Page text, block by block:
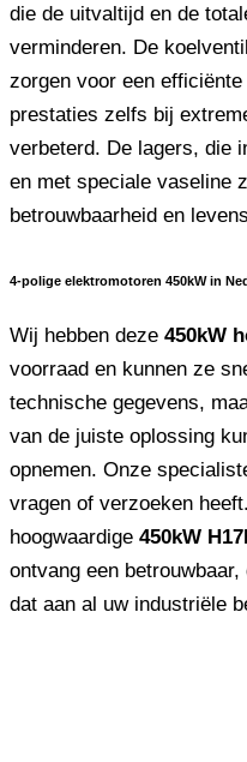
die de uitvaltijd en de
verminderen. De
zorgen voor een
prestaties zelfs bij
verbeterd. De lagers, die
en met speciale vaseline
betrouwbaarheid en
4-polige elektromotoren 450kW in
Wij hebben deze 450kW
voorraad en kunnen ze
technische gegevens,
van de juiste oplossing
opnemen. Onze
vragen of verzoeken
hoogwaardige 450kW
ontvang een
dat aan al uw industriële